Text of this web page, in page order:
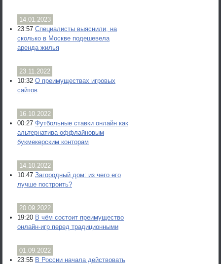
14.01.2023
23:57 Специалисты выяснили, на
сколько в Москве подешевела
аренда жилья
23.11.2022
10:32 О преимуществах игровых
сайтов
16.10.2022
00:27 Футбольные ставки онлайн как
альтернатива оффлайновым
букмекерским конторам
14.10.2022
10:47 Загородный дом: из чего его
лучше построить?
20.09.2022
19:20 В чём состоит преимущество
онлайн-игр перед традиционными
01.09.2022
23:55 В России начала действовать